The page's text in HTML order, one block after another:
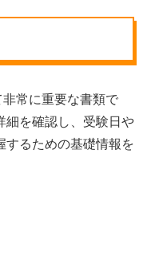
常に重要な書類で
細を確認し、受験日や
するための基礎情報を